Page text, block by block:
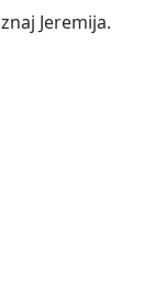
Jeremija.